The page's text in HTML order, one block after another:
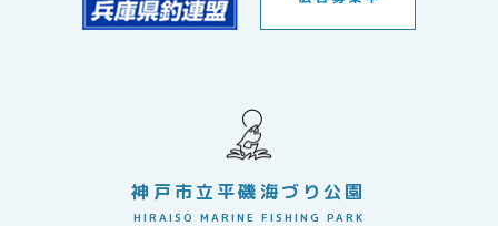
神戸市立平磯海づり公園
HIRAISO MARINE FISHING PARK